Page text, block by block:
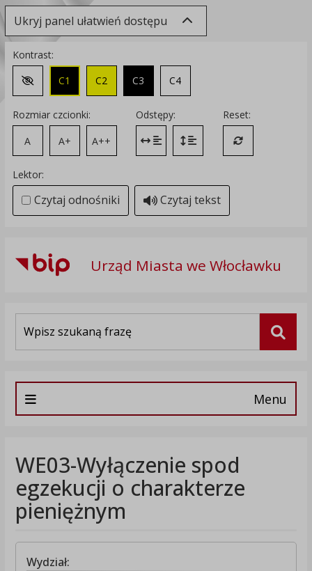
Ukryj panel ułatwień dostępu
Kontrast:
Zmień kontrast na domyślny
C1 C2 C3 C4
Rozmiar czcionki:
A
A+ A++
Odstępy:
Zmień odstęp między literami
Zmień interlinię i margines
Reset:
Przywróć
Lektor:
Czytaj odnośniki Czytaj tekst
Urząd Miasta we Włocławku
Menu
WE03-Wyłączenie spod
egzekucji o charakterze
pieniężnym
Wydział: